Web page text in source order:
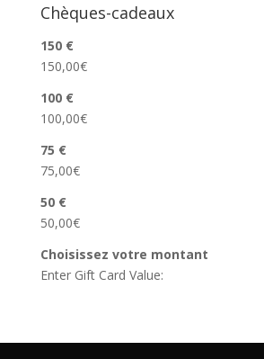
Chèques-cadeaux
150 €
150,00€
100 €
100,00€
75 €
75,00€
50 €
50,00€
Choisissez votre montant
Enter Gift Card Value: